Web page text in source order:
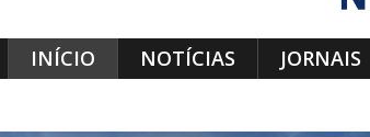
INÍCIO NOTÍCIAS JORNAIS